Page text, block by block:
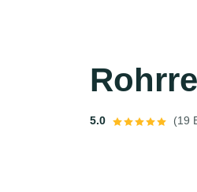
5.0 (19